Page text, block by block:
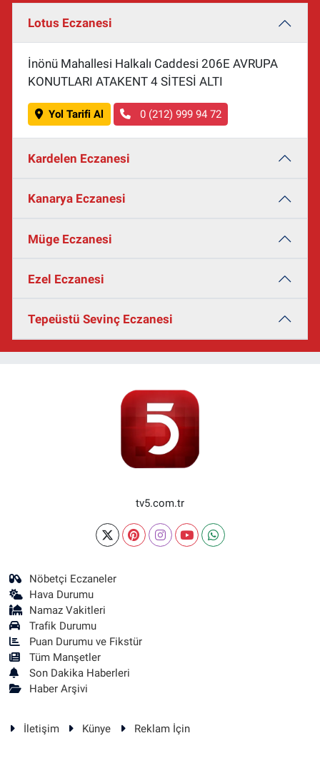
Lotus Eczanesi
İnönü Mahallesi Halkalı Caddesi 206E AVRUPA
KONUTLARI ATAKENT 4 SİTESİ ALTI
Yol Tarifi Al 0 (212) 999 94 72
Kardelen Eczanesi
Kanarya Eczanesi
Müge Eczanesi
Ezel Eczanesi
Tepeüstü Sevinç Eczanesi
tv5.com.tr
Nöbetçi Eczaneler
Hava Durumu
Namaz Vakitleri
Trafik Durumu
Puan Durumu ve Fikstür
Tüm Manşetler
Son Dakika Haberleri
Haber Arşivi
İletişim Künye Reklam İçin